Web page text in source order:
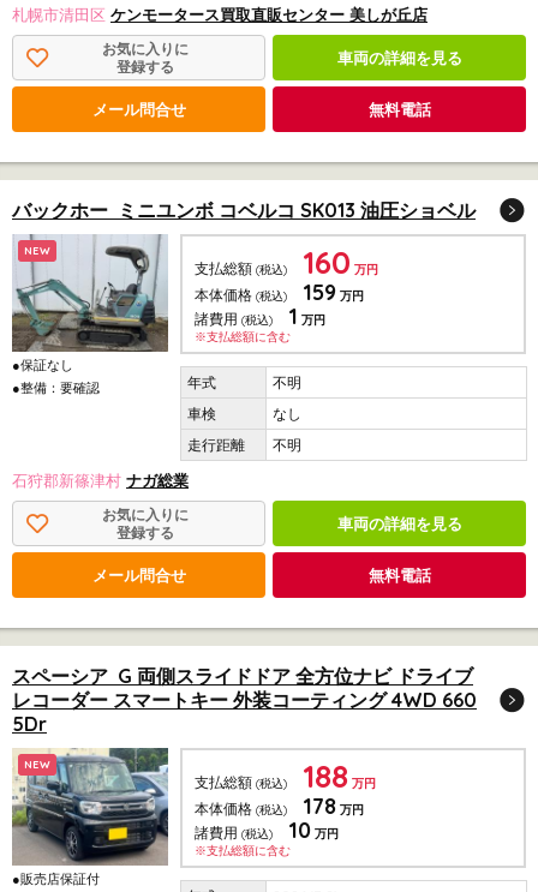
札幌市清田区 ケンモータース買取直販センター 美しが丘店
お気に入りに
登録する
車両の詳細を見る
メール問合せ 無料電話
バックホー ミニユンボ コベルコ SK013 油圧ショベル
NEW
●保証なし
●整備：要確認
支払総額 (税込) 160 万円
本体価格 (税込) 159 万円
諸費用 (税込) 1 万円
※支払総額に含む
不明
なし
不明
石狩郡新篠津村 ナガ総業
お気に入りに
登録する
車両の詳細を見る
メール問合せ 無料電話
スペーシア G 両側スライドドア 全方位ナビ ドライブ
レコーダー スマートキー 外装コーティング 4WD 660
5Dr
NEW
●販売店保証付
支払総額 (税込) 188 万円
本体価格 (税込) 178 万円
諸費用 (税込) 10 万円
※支払総額に含む